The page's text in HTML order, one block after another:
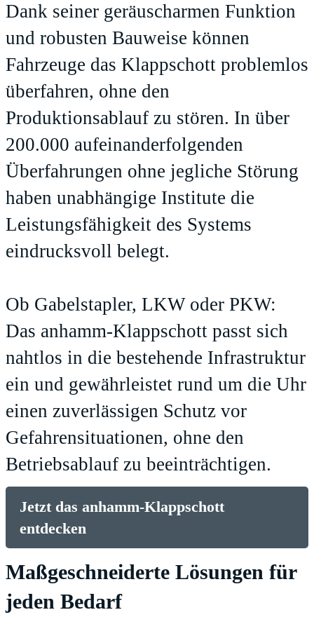
Dank seiner geräuscharmen Funktion
und robusten Bauweise können
Fahrzeuge das Klappschott problemlos
überfahren, ohne den
Produktionsablauf zu stören. In über
200.000 aufeinanderfolgenden
Überfahrungen ohne jegliche Störung
haben unabhängige Institute die
Leistungsfähigkeit des Systems
eindrucksvoll belegt.
Ob Gabelstapler, LKW oder PKW:
Das anhamm-Klappschott passt sich
nahtlos in die bestehende Infrastruktur
ein und gewährleistet rund um die Uhr
einen zuverlässigen Schutz vor
Gefahrensituationen, ohne den
Betriebsablauf zu beeinträchtigen.
Jetzt das anhamm-Klappschott
entdecken
Maßgeschneiderte Lösungen für
jeden Bedarf